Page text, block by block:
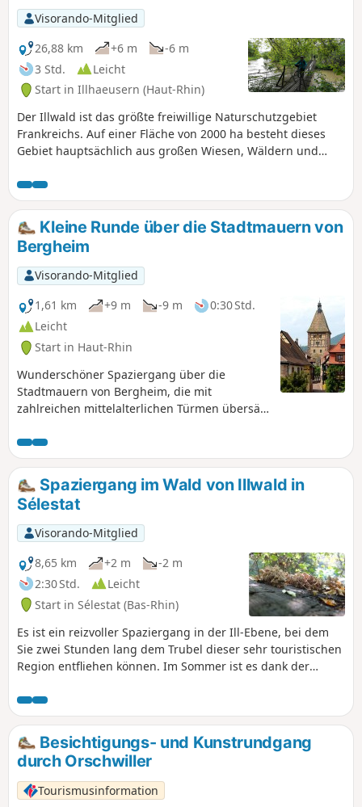
Visorando-Mitglied
26,88 km
+6 m
-6 m
3 Std.
Leicht
Start in Illhaeusern (Haut-Rhin)
Der Illwald ist das größte freiwillige Naturschutzgebiet
Frankreichs. Auf einer Fläche von 2000 ha besteht dieses
Gebiet hauptsächlich aus großen Wiesen, Wäldern und
Flora verschönern sie. Der Wald beherbergt etwa 110
Pflanzenarten und 210 Pilzarten. Seinen Ruf verdankt der
Illwald jedoch vor allem dem Damwild, das 1854
angesiedelt wurde. Der Bestand umfasst derzeit mehr als
300 Tiere. Kleiner Abstecher zum mittelalterlichen Dorf
Guémar. Ein Abschnitt scheint für Fahrräder gesperrt zu
sein, siehe Hinweisschilder
Kleine Runde über die Stadtmauern von
Bergheim
Visorando-Mitglied
1,61 km
+9 m -9 m
0:30 Std.
Leicht
Start in Haut-Rhin
Wunderschöner Spaziergang über die
Stadtmauern von Bergheim, die mit
zahlreichen mittelalterlichen Türmen übersät
Spaziergang im Wald von Illwald in
Sélestat
Visorando-Mitglied
8,65 km
+2 m
-2 m
2:30 Std.
Leicht
Start in Sélestat (Bas-Rhin)
Es ist ein reizvoller Spaziergang in der Ill-Ebene, bei dem
Sie zwei Stunden lang dem Trubel dieser sehr touristischen
Region entfliehen können. Im Sommer ist es dank der
kühl.
Besichtigungs- und Kunstrundgang
durch Orschwiller
Tourismusinformation